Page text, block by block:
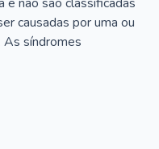
causadas por uma ou
síndromes